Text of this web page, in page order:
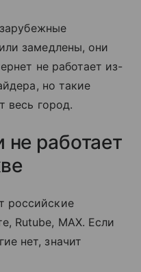
замедлены, они
не работает из-
но такие
весь город.
не работает
российские
Rutube, MAX. Если
нет, значит